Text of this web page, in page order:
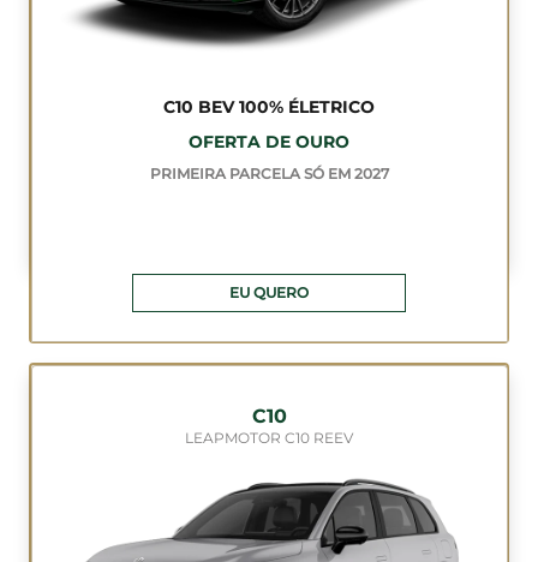
C10 BEV 100% ÉLETRICO
OFERTA DE OURO
PRIMEIRA PARCELA SÓ EM 2027
EU QUERO
C10
LEAPMOTOR C10 REEV